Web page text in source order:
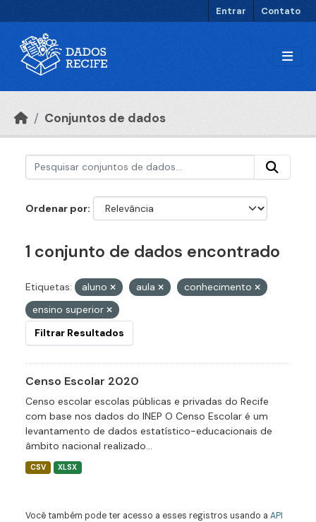
Entrar Contato
Conjuntos de dados
Ordenar por
1 conjunto de dados encontrado
Etiquetas: aluno aula
conhecimento
ensino superior
Filtrar Resultados
Censo Escolar 2020
Censo escolar escolas públicas e privadas do Recife
com base nos dados do INEP O Censo Escolar é um
levantamento de dados estatístico-educacionais de
âmbito nacional realizado...
CSV XLSX
Você também pode ter acesso a esses registros usando a API